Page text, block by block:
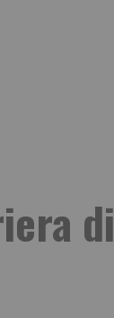
di